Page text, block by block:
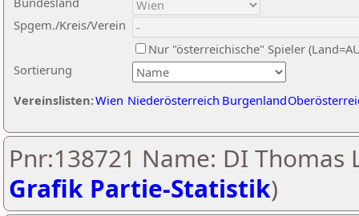
Sortierung
Spgem./Kreis/Verein
Nur "österreichische" Spieler
Vereinslisten:Wien Niederösterreich Burgenland
Pnr:138721 Name: DI Thomas
Grafik Partie-Statistik)